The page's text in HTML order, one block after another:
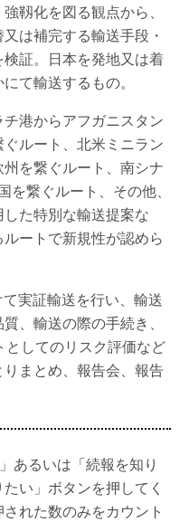
靱化を図る観点から、
は補完する輸送手段・
証。日本を発地又は着
て輸送するもの。
港からアフガニスタン
ルート、北米ミニラン
を繋ぐルート、南シナ
繋ぐルート、その他、
た特別な輸送提案な
ートで新規性が認めら
実証輸送を行い、輸送
、輸送の際の手続き、
としてのリスク評価など
まとめ、報告会、報告
あるいは「続報を知り
い」ボタンを押してく
れた数のみをカウント